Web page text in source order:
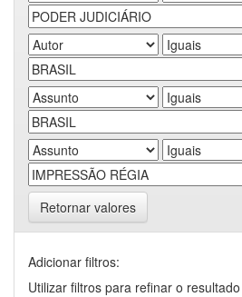
Retornar valores
Adicionar filtros:
Utilizar filtros para refinar o